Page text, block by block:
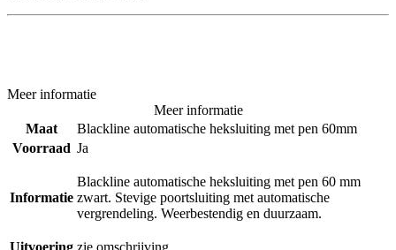
Meer informatie
Meer informatie
Maat
Blackline automatische heksluiting met pen 60mm
Voorraad Ja
Informatie
Blackline automatische heksluiting met pen 60 mm
zwart. Stevige poortsluiting met automatische
vergrendeling. Weerbestendig en duurzaam.
Uitvoering zie omschrijving